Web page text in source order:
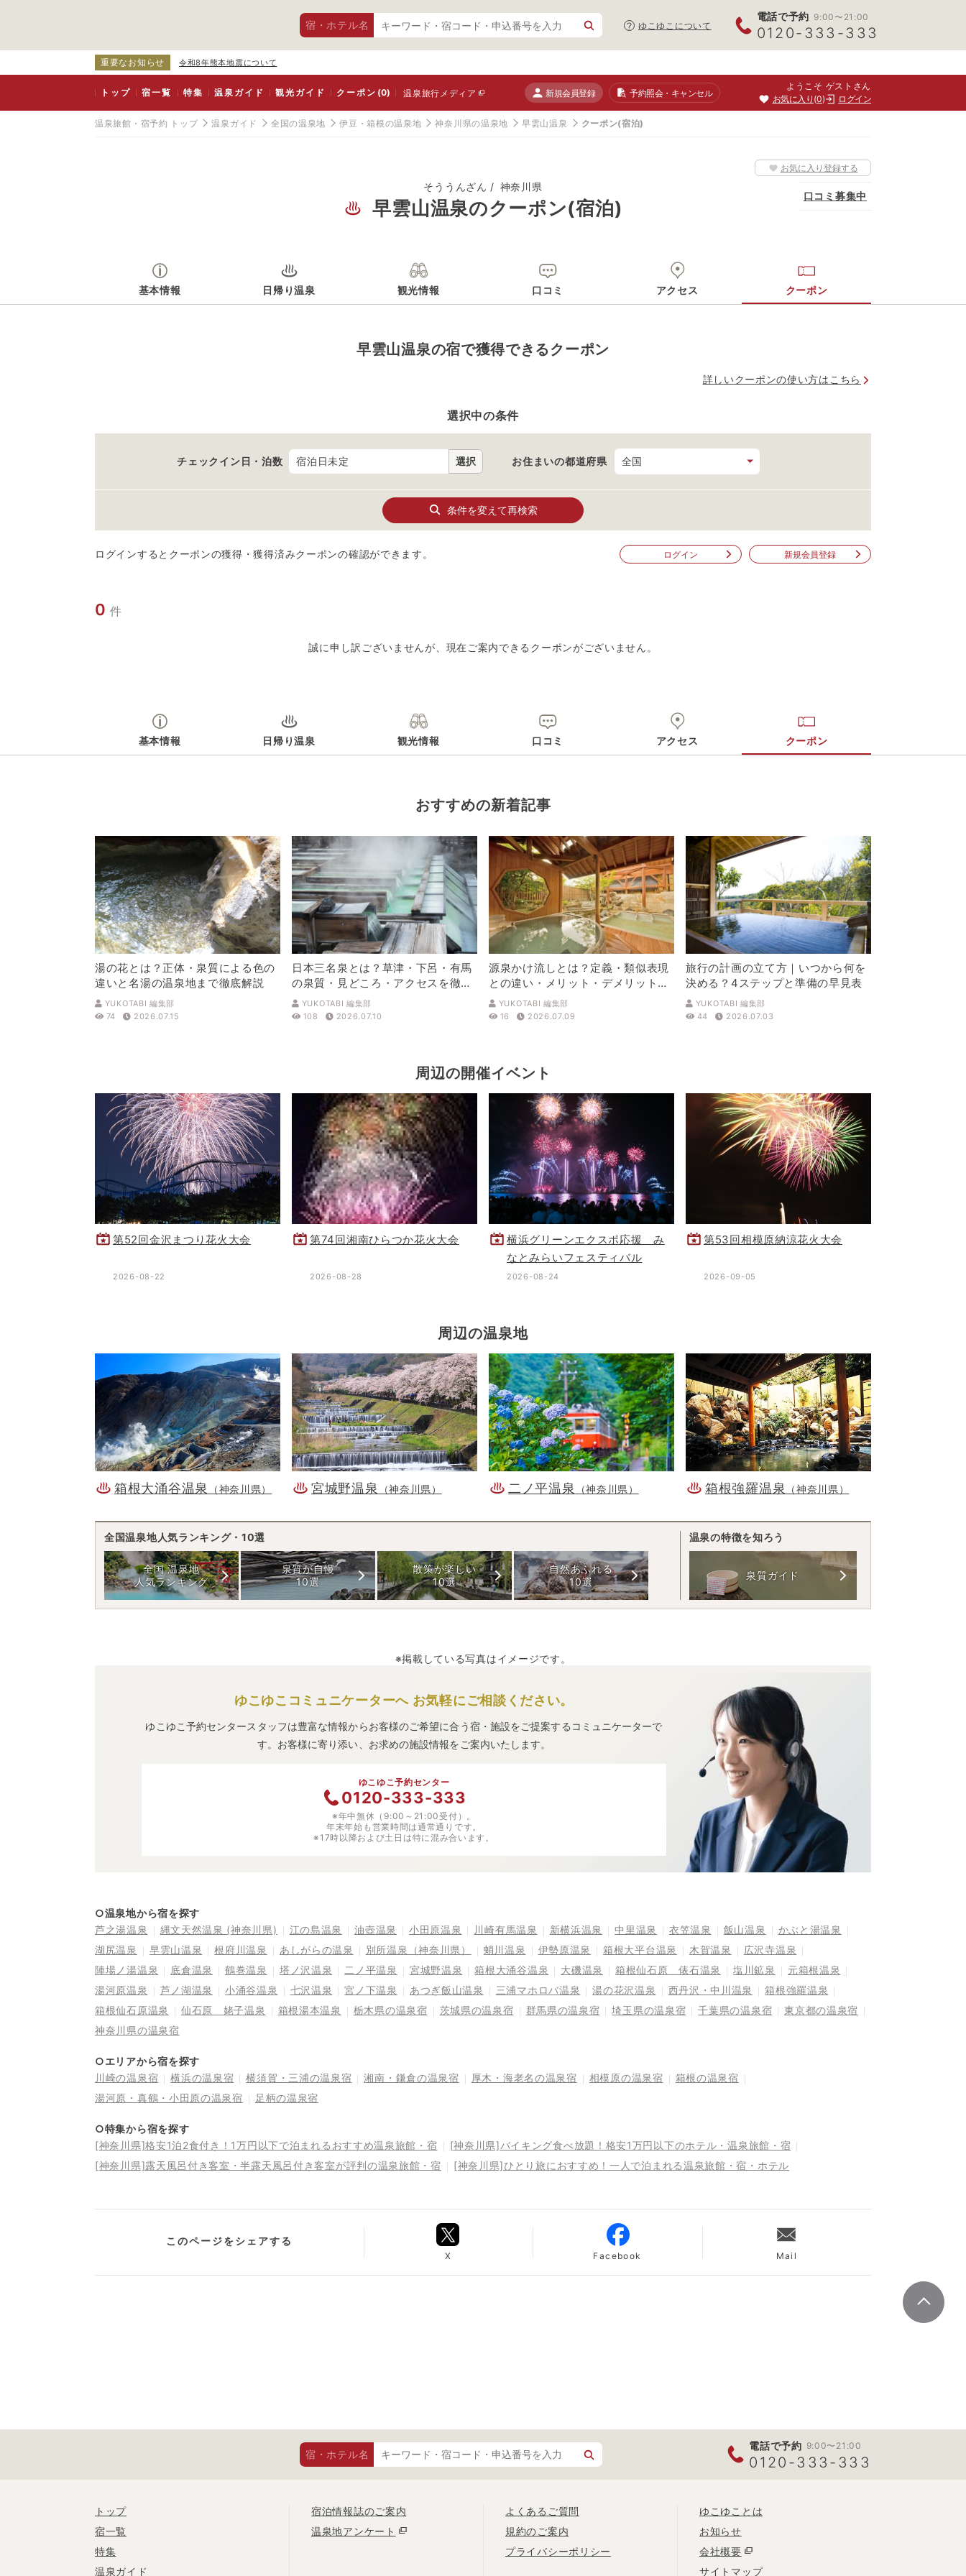
宿・ホテル名 ゆこゆこについて
電話で予約 9:00〜21:00
0120-333-333
重要なお知らせ 令和8年熊本地震について
トップ 宿一覧 特集 温泉ガイド 観光ガイド クーポン(0) 温泉旅行メディア 新規会員登録 予約照会・キャンセル
ようこそ ゲストさん
お気に入り 0 ログイン
温泉旅館・宿予約 トップ 温泉ガイド 全国の温泉地 伊豆・箱根の温泉地 神奈川県の温泉地 早雲山温泉 クーポン(宿泊)
そううんざん 神奈川県
早雲山温泉のクーポン(宿泊)
お気に入り登録する
口コミ募集中
基本情報 日帰り温泉 観光情報 口コミ アクセス クーポン
早雲山温泉の宿で獲得できるクーポン
詳しいクーポンの使い方はこちら
選択中の条件
チェックイン日・泊数 宿泊日未定 選択 お住まいの都道府県
条件を変えて再検索
ログインするとクーポンの獲得・獲得済みクーポンの確認ができます。 ログイン 新規会員登録
0 件
誠に申し訳ございませんが、現在ご案内できるクーポンがございません。
基本情報 日帰り温泉 観光情報 口コミ アクセス クーポン
おすすめの新着記事
湯の花とは？正体・泉質による色の
違いと名湯の温泉地まで徹底解説
YUKOTABI 編集部
74
2026.07.15
日本三名泉とは？草津・下呂・有馬
の泉質・見どころ・アクセスを徹底
解説
YUKOTABI 編集部
108
2026.07.10
源泉かけ流しとは？定義・類似表現
との違い・メリット・デメリットを
解説
YUKOTABI 編集部
16
2026.07.09
旅行の計画の立て方｜いつから何を
決める？4ステップと準備の早見表
YUKOTABI 編集部
44
2026.07.03
周辺の開催イベント
第52回金沢まつり花火大会
2026-08-22
第74回湘南ひらつか花火大会
2026-08-28
横浜グリーンエクスポ応援 み
なとみらいフェスティバル
2026-08-24
第53回相模原納涼花火大会
2026-09-05
周辺の温泉地
箱根大涌谷温泉 （神奈川県） 宮城野温泉 （神奈川県） 二ノ平温泉 （神奈川県） 箱根強羅温泉 （神奈川県）
全国温泉地人気ランキング・10選
全国 温泉地
人気ランキング
泉質が自慢
10選
散策が楽しい
10選
自然あふれる
10選
温泉の特徴を知ろう
泉質ガイド
※掲載している写真はイメージです。
ゆこゆこコミュニケーターへ お気軽にご相談ください。
ゆこゆこ予約センタースタッフは豊富な情報からお客様のご希望に合う宿・施設をご提案するコミュニケーターで
す。お客様に寄り添い、お求めの施設情報をご案内いたします。
ゆこゆこ予約センター
0120-333-333
※年中無休（9:00～21:00受付）。
年末年始も営業時間は通常通りです。
※17時以降および土日は特に混み合います。
○温泉地から宿を探す
芦之湯温泉
縄文天然温泉 (神奈川県) 江の島温泉 油壺温泉 小田原温泉 川崎有馬温泉 新横浜温泉 中里温泉 衣笠温泉 飯山温泉
かぶと湯温泉
湖尻温泉
早雲山温泉 根府川温泉 あしがらの温泉 別所温泉（神奈川県） 蛸川温泉 伊勢原温泉 箱根大平台温泉 木賀温泉
広沢寺温泉
陣場ノ湯温泉
底倉温泉 鶴巻温泉 塔ノ沢温泉 二ノ平温泉 宮城野温泉 箱根大涌谷温泉 大磯温泉 箱根仙石原 俵石温泉 塩川鉱泉
元箱根温泉
湯河原温泉
芦ノ湖温泉 小涌谷温泉 七沢温泉 宮ノ下温泉 あつぎ飯山温泉 三浦マホロバ温泉 湯の花沢温泉 西丹沢・中川温泉
箱根強羅温泉
箱根仙石原温泉
仙石原 姥子温泉 箱根湯本温泉 栃木県の温泉宿 茨城県の温泉宿 群馬県の温泉宿 埼玉県の温泉宿 千葉県の温泉宿
東京都の温泉宿
神奈川県の温泉宿
○エリアから宿を探す
川崎の温泉宿
横浜の温泉宿 横須賀・三浦の温泉宿 湘南・鎌倉の温泉宿 厚木・海老名の温泉宿 相模原の温泉宿
箱根の温泉宿
湯河原・真鶴・小田原の温泉宿
足柄の温泉宿
○特集から宿を探す
[神奈川県]格安1泊2食付き！1万円以下で泊まれるおすすめ温泉旅館・宿
[神奈川県]バイキング食べ放題！格安1万円以下のホテル・温泉旅館・宿
[神奈川県]露天風呂付き客室・半露天風呂付き客室が評判の温泉旅館・宿
[神奈川県]ひとり旅におすすめ！一人で泊まれる温泉旅館・宿・ホテル
このページをシェアする
X Facebook Mail
宿・ホテル名
電話で予約 9:00〜21:00
0120-333-333
トップ
宿一覧
特集
温泉ガイド
宿泊情報誌のご案内
温泉地アンケート
よくあるご質問
規約のご案内
プライバシーポリシー
ゆこゆことは
お知らせ
会社概要
サイトマップ